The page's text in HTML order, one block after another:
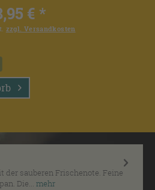
€ *
zzgl. Versandkosten
der sauberen Frischenote. Feine
Die... mehr